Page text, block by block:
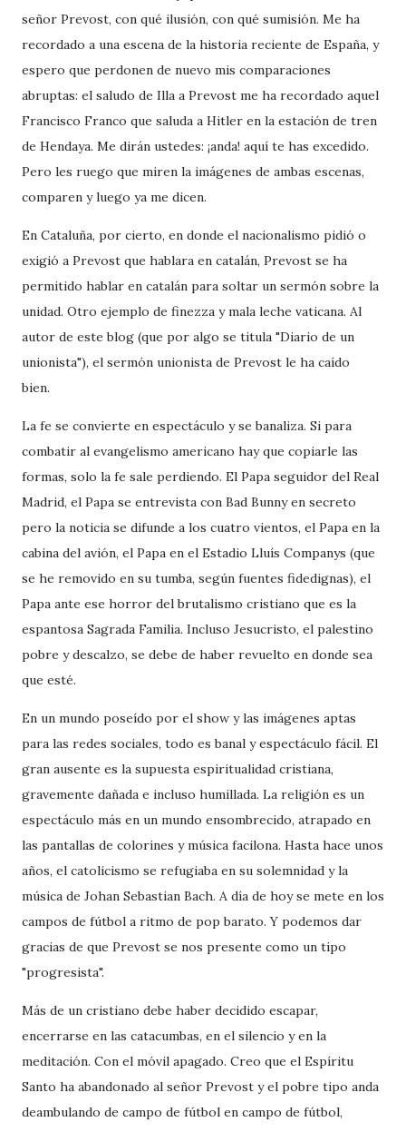
señor Prevost, con qué ilusión, con qué sumisión. Me ha
recordado a una escena de la historia reciente de España, y
espero que perdonen de nuevo mis comparaciones
abruptas: el saludo de Illa a Prevost me ha recordado aquel
Francisco Franco que saluda a Hitler en la estación de tren
de Hendaya. Me dirán ustedes: ¡anda! aquí te has excedido.
Pero les ruego que miren la imágenes de ambas escenas,
comparen y luego ya me dicen.
En Cataluña, por cierto, en donde el nacionalismo pidió o
exigió a Prevost que hablara en catalán, Prevost se ha
permitido hablar en catalán para soltar un sermón sobre la
unidad. Otro ejemplo de finezza y mala leche vaticana. Al
autor de este blog (que por algo se titula "Diario de un
unionista"), el sermón unionista de Prevost le ha caído
bien.
La fe se convierte en espectáculo y se banaliza. Si para
combatir al evangelismo americano hay que copiarle las
formas, solo la fe sale perdiendo. El Papa seguidor del Real
Madrid, el Papa se entrevista con Bad Bunny en secreto
pero la noticia se difunde a los cuatro vientos, el Papa en la
cabina del avión, el Papa en el Estadio Lluís Companys (que
se he removido en su tumba, según fuentes fidedignas), el
Papa ante ese horror del brutalismo cristiano que es la
espantosa Sagrada Familia. Incluso Jesucristo, el palestino
pobre y descalzo, se debe de haber revuelto en donde sea
que esté.
En un mundo poseído por el show y las imágenes aptas
para las redes sociales, todo es banal y espectáculo fácil. El
gran ausente es la supuesta espiritualidad cristiana,
gravemente dañada e incluso humillada. La religión es un
espectáculo más en un mundo ensombrecido, atrapado en
las pantallas de colorines y música facilona. Hasta hace unos
años, el catolicismo se refugiaba en su solemnidad y la
música de Johan Sebastian Bach. A día de hoy se mete en los
campos de fútbol a ritmo de pop barato. Y podemos dar
gracias de que Prevost se nos presente como un tipo
"progresista".
Más de un cristiano debe haber decidido escapar,
encerrarse en las catacumbas, en el silencio y en la
meditación. Con el móvil apagado. Creo que el Espíritu
Santo ha abandonado al señor Prevost y el pobre tipo anda
deambulando de campo de fútbol en campo de fútbol,